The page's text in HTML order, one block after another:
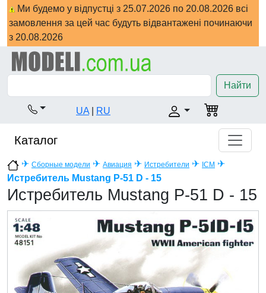
Ми будемо у відпустці з 25.07.2026 по 20.08.2026 всі
замовлення за цей час будуть відвантажені починаючи
з 20.08.2026
Найти
UA RU
Каталог
✈ Сборные модели ✈ Авиация ✈ Истребители ✈ ICM ✈
Истребитель Mustang P-51 D - 15
Истребитель Mustang P-51 D - 15